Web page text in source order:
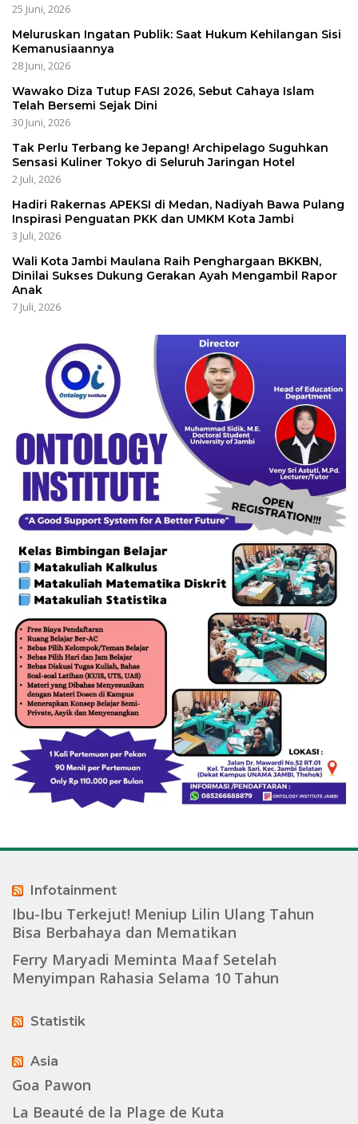
25 Juni, 2026
Meluruskan Ingatan Publik: Saat Hukum Kehilangan Sisi
Kemanusiaannya
28 Juni, 2026
Wawako Diza Tutup FASI 2026, Sebut Cahaya Islam
Telah Bersemi Sejak Dini
30 Juni, 2026
Tak Perlu Terbang ke Jepang! Archipelago Suguhkan
Sensasi Kuliner Tokyo di Seluruh Jaringan Hotel
2 Juli, 2026
Hadiri Rakernas APEKSI di Medan, Nadiyah Bawa Pulang
Inspirasi Penguatan PKK dan UMKM Kota Jambi
3 Juli, 2026
Wali Kota Jambi Maulana Raih Penghargaan BKKBN,
Dinilai Sukses Dukung Gerakan Ayah Mengambil Rapor
Anak
7 Juli, 2026
Infotainment
Ibu-Ibu Terkejut! Meniup Lilin Ulang Tahun
Bisa Berbahaya dan Mematikan
Ferry Maryadi Meminta Maaf Setelah
Menyimpan Rahasia Selama 10 Tahun
Statistik
Asia
Goa Pawon
La Beauté de la Plage de Kuta